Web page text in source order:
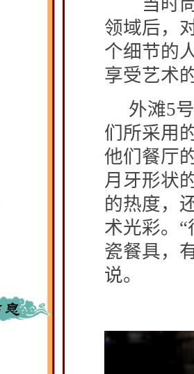
当时尚
领域后，
个细节的
享受艺术
外滩5
们所采用
他们餐厅
月牙形状
的热度，
术光彩。
瓷餐具，
说。